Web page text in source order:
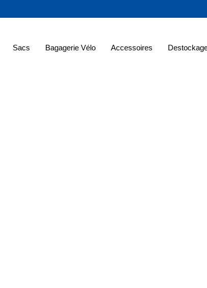
Sacs Bagagerie Vélo Accessoires